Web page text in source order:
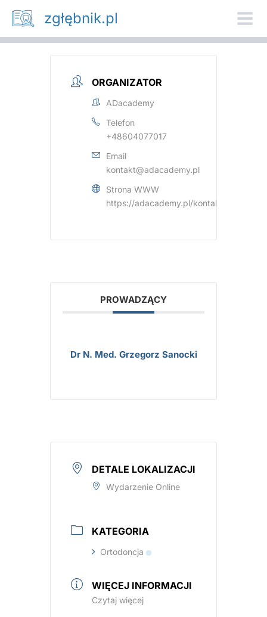
Przejdź
treści
zgłębnik.pl
ORGANIZATOR
ADacademy
Telefon
+48604077017
Email
kontakt@adacademy.pl
Strona WWW
https://adacademy.pl/kontakt/
PROWADZĄCY
Dr N. Med. Grzegorz Sanocki
DETALE LOKALIZACJI
Wydarzenie Online
KATEGORIA
Ortodoncja
WIĘCEJ INFORMACJI
Czytaj więcej